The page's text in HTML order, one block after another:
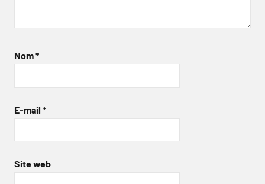
Nom*
E-mail *
Site web